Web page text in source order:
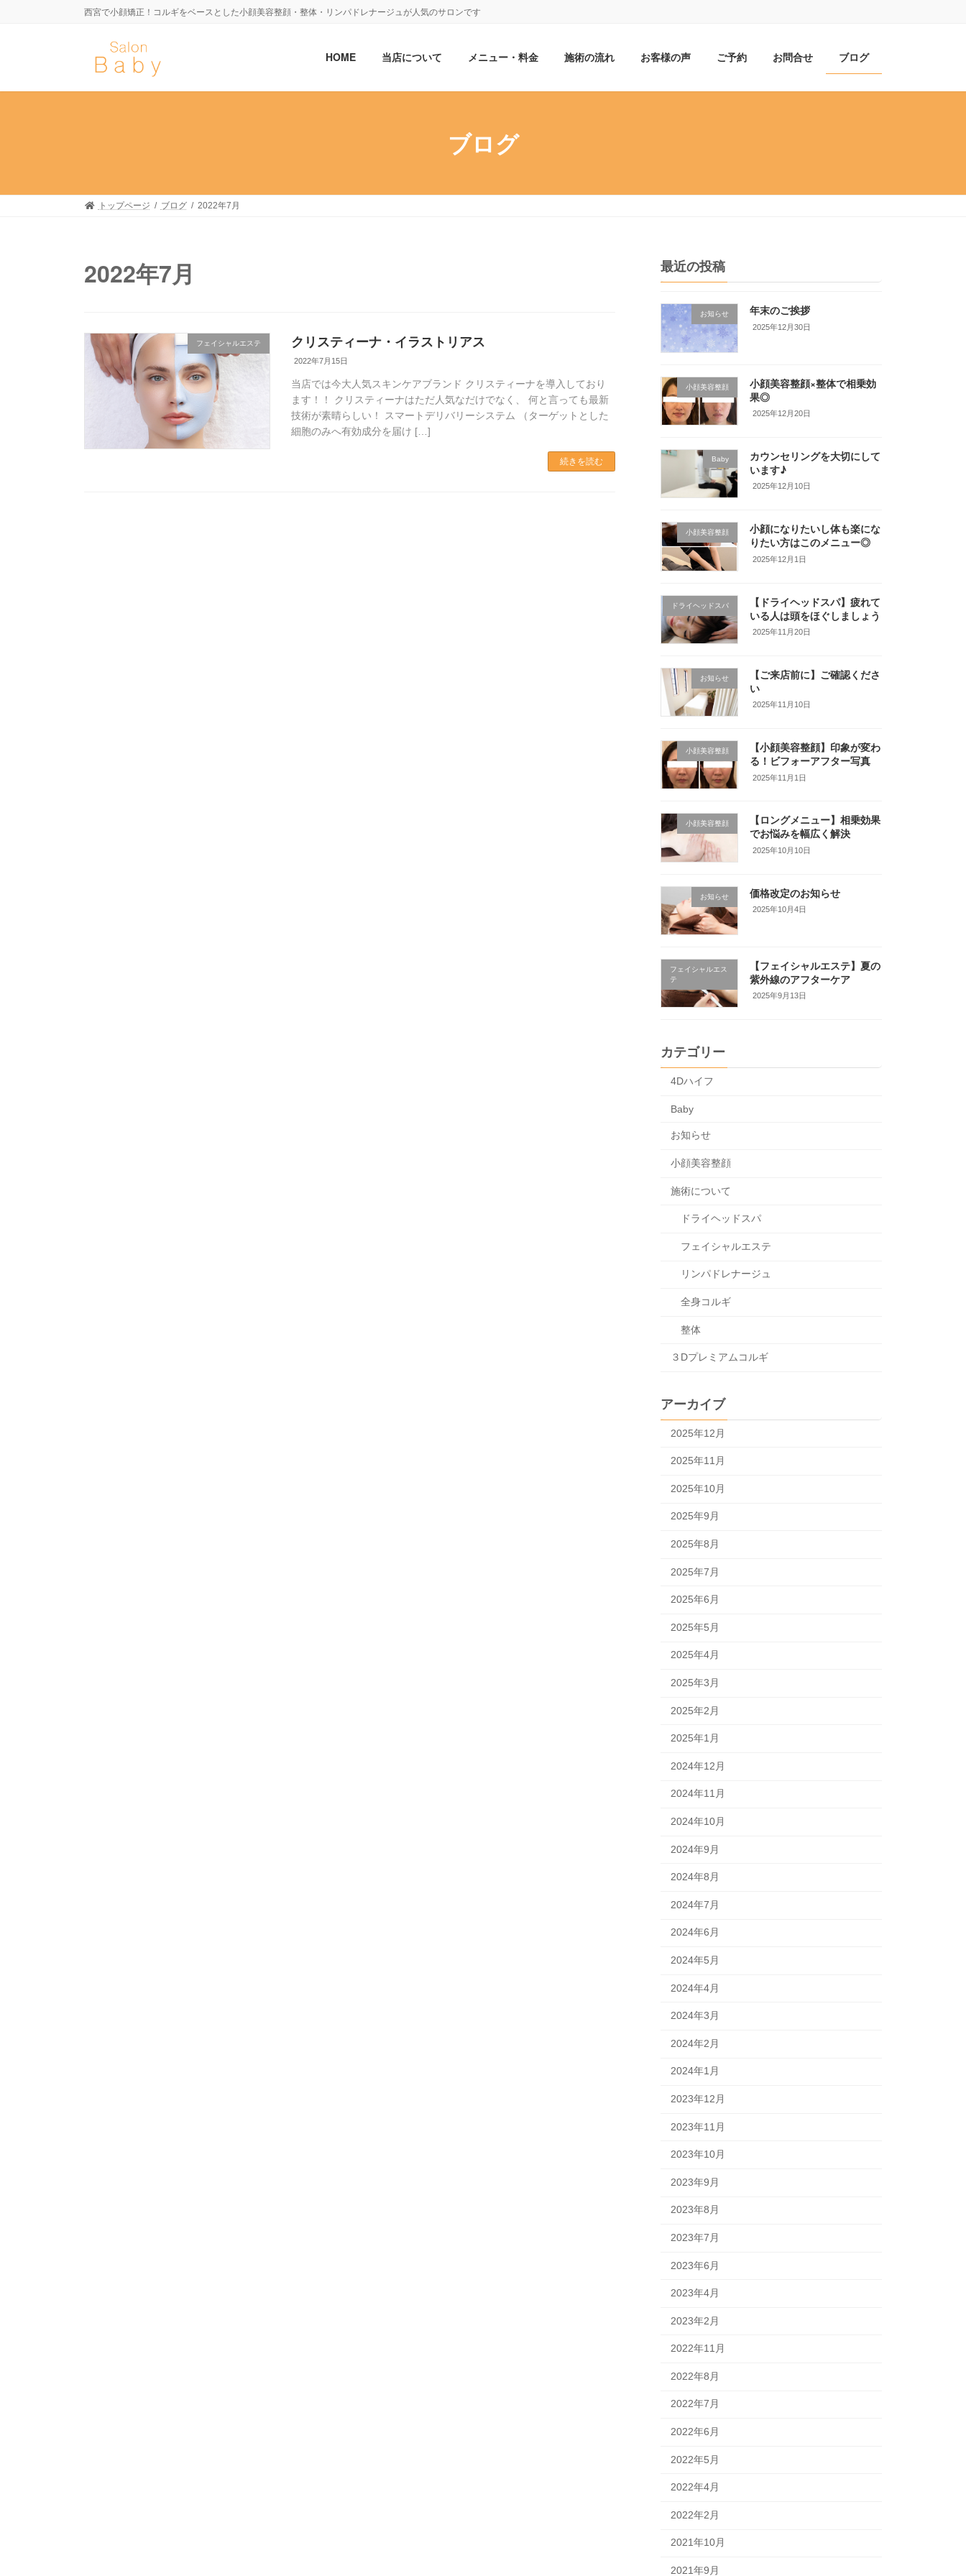
西宮で小顔矯正！コルギをベースとした小顔美容整顔・整体・リンパドレナージュが人気のサロンです
HOME 当店について メニュー・料金 施術の流れ お客様の声 ご予約 お問合せ ブログ
ブログ
トップページ ブログ 2022年7月
2022年7月
フェイシャルエステ クリスティーナ・イラストリアス
2022年7月15日
当店では今大人気スキンケアブランド クリスティーナを導入しており
ます！！ クリスティーナはただ人気なだけでなく、 何と言っても最新
技術が素晴らしい！ スマートデリバリーシステム （ターゲットとした
細胞のみへ有効成分を届け […]
続きを読む
最近の投稿
お知らせ 年末のご挨拶
2025年12月30日
小顔美容整顔
小顔美容整顔×整体で相乗効
果◎
2025年12月20日
Baby
カウンセリングを大切にして
います♪
2025年12月10日
小顔美容整顔
小顔になりたいし体も楽にな
りたい方はこのメニュー◎
2025年12月1日
ドライヘッドスパ
【ドライヘッドスパ】疲れて
いる人は頭をほぐしましょう
2025年11月20日
お知らせ
【ご来店前に】ご確認くださ
い
2025年11月10日
小顔美容整顔
【小顔美容整顔】印象が変わ
る！ビフォーアフター写真
2025年11月1日
小顔美容整顔
【ロングメニュー】相乗効果
でお悩みを幅広く解決
2025年10月10日
お知らせ 価格改定のお知らせ
2025年10月4日
フェイシャルエス
テ
【フェイシャルエステ】夏の
紫外線のアフターケア
2025年9月13日
カテゴリー
4Dハイフ
Baby
お知らせ
小顔美容整顔
施術について
ドライヘッドスパ
フェイシャルエステ
リンパドレナージュ
全身コルギ
整体
３Dプレミアムコルギ
アーカイブ
2025年12月
2025年11月
2025年10月
2025年9月
2025年8月
2025年7月
2025年6月
2025年5月
2025年4月
2025年3月
2025年2月
2025年1月
2024年12月
2024年11月
2024年10月
2024年9月
2024年8月
2024年7月
2024年6月
2024年5月
2024年4月
2024年3月
2024年2月
2024年1月
2023年12月
2023年11月
2023年10月
2023年9月
2023年8月
2023年7月
2023年6月
2023年4月
2023年2月
2022年11月
2022年8月
2022年7月
2022年6月
2022年5月
2022年4月
2022年2月
2021年10月
2021年9月